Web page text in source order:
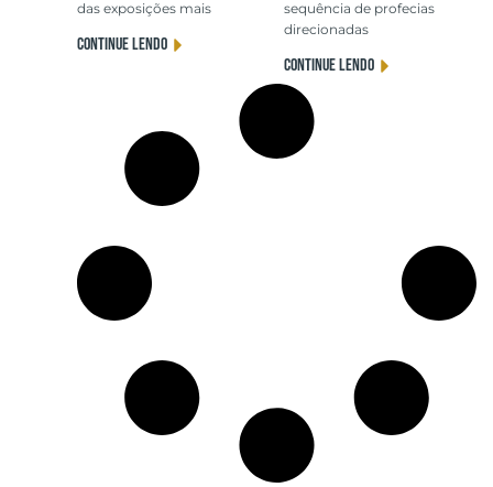
das exposições mais
CONTINUE LENDO
sequência de profecias
direcionadas
CONTINUE LENDO